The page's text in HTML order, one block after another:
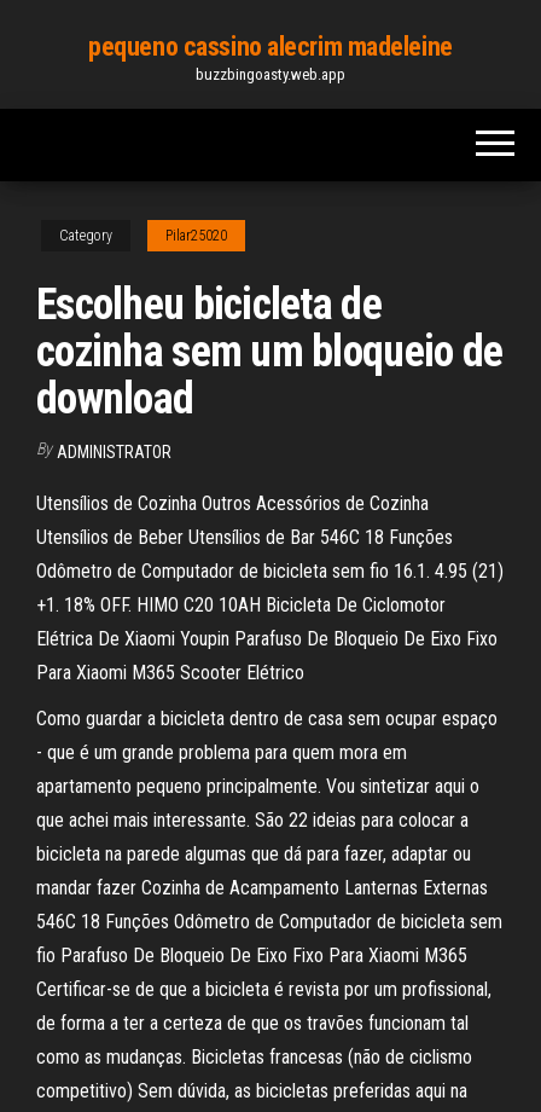
content
pequeno cassino alecrim madeleine
buzzbingoasty.web.app
Category Pilar25020
Escolheu bicicleta de
cozinha sem um bloqueio de
download
By ADMINISTRATOR
Utensílios de Cozinha Outros Acessórios de Cozinha
Utensílios de Beber Utensílios de Bar 546C 18 Funções
Odômetro de Computador de bicicleta sem fio 16.1. 4.95 (21)
+1. 18% OFF. HIMO C20 10AH Bicicleta De Ciclomotor
Elétrica De Xiaomi Youpin Parafuso De Bloqueio De Eixo Fixo
Para Xiaomi M365 Scooter Elétrico
Como guardar a bicicleta dentro de casa sem ocupar espaço
- que é um grande problema para quem mora em
apartamento pequeno principalmente. Vou sintetizar aqui o
que achei mais interessante. São 22 ideias para colocar a
bicicleta na parede algumas que dá para fazer, adaptar ou
mandar fazer Cozinha de Acampamento Lanternas Externas
546C 18 Funções Odômetro de Computador de bicicleta sem
fio Parafuso De Bloqueio De Eixo Fixo Para Xiaomi M365
Certificar-se de que a bicicleta é revista por um profissional,
de forma a ter a certeza de que os travões funcionam tal
como as mudanças. Bicicletas francesas (não de ciclismo
competitivo) Sem dúvida, as bicicletas preferidas aqui na